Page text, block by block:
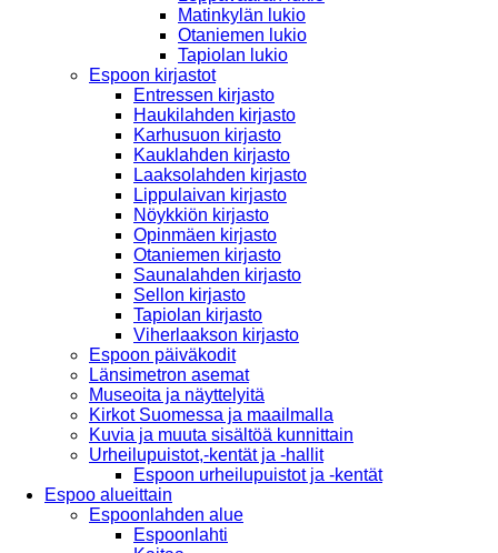
Matinkylän lukio
Otaniemen lukio
Tapiolan lukio
Espoon kirjastot
Entressen kirjasto
Haukilahden kirjasto
Karhusuon kirjasto
Kauklahden kirjasto
Laaksolahden kirjasto
Lippulaivan kirjasto
Nöykkiön kirjasto
Opinmäen kirjasto
Otaniemen kirjasto
Saunalahden kirjasto
Sellon kirjasto
Tapiolan kirjasto
Viherlaakson kirjasto
Espoon päiväkodit
Länsimetron asemat
Museoita ja näyttelyitä
Kirkot Suomessa ja maailmalla
Kuvia ja muuta sisältöä kunnittain
Urheilupuistot,-kentät ja -hallit
Espoon urheilupuistot ja -kentät
Espoo alueittain
Espoonlahden alue
Espoonlahti